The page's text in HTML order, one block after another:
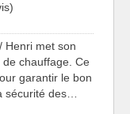
Henri met son
chauffage. Ce
garantir le bon
sécurité des…